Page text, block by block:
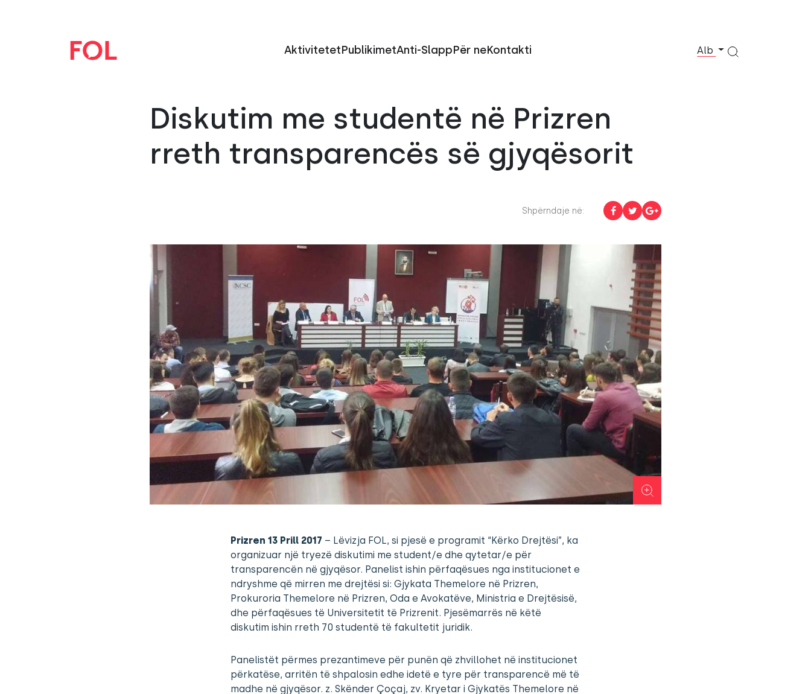
AktivitetetPublikimetAnti-SlappPër neKontakti Alb
Diskutim me studentë në Prizren
rreth transparencës së gjyqësorit
Shpërndaje në:
Prizren 13 Prill 2017 – Lëvizja FOL, si pjesë e programit “Kërko Drejtësi”, ka
organizuar një tryezë diskutimi me student/e dhe qytetar/e për
transparencën në gjyqësor. Panelist ishin përfaqësues nga institucionet e
ndryshme që mirren me drejtësi si: Gjykata Themelore në Prizren,
Prokuroria Themelore në Prizren, Oda e Avokatëve, Ministria e Drejtësisë,
dhe përfaqësues të Universitetit të Prizrenit. Pjesëmarrës në këtë
diskutim ishin rreth 70 studentë të fakultetit juridik.
Panelistët përmes prezantimeve për punën që zhvillohet në institucionet
përkatëse, arritën të shpalosin edhe idetë e tyre për transparencë më të
madhe në gjyqësor. z. Skënder Çoçaj, zv. Kryetar i Gjykatës Themelore në